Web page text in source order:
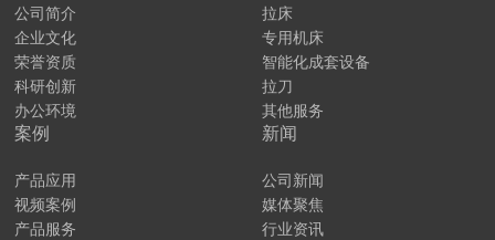
公司简介
企业文化
荣誉资质
科研创新
办公环境
拉床
专用机床
智能化成套设备
拉刀
其他服务
案例
产品应用
视频案例
产品服务
新闻
公司新闻
媒体聚焦
行业资讯